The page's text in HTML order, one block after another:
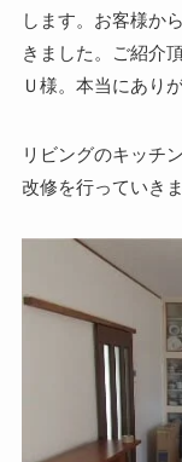
します。お客様か
きました。ご紹介
Ｕ様。本当にあり
リビングのキッチ
改修を行っていき